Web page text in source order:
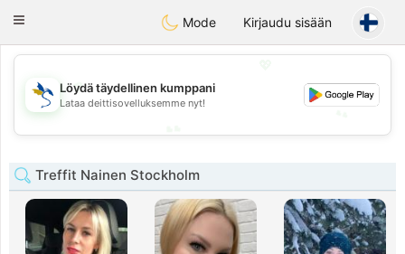
SvenskaDating
Toggle
Mode Kirjaudu sisään
💖
💕
Löydä täydellinen kumppani
Lataa deittisovelluksemme nyt!
Treffit Nainen Stockholm